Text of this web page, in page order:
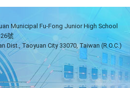
Municipal Fu-Fong Junior High School
號
Dist., Taoyuan City 33070, Taiwan (R.O.C.)